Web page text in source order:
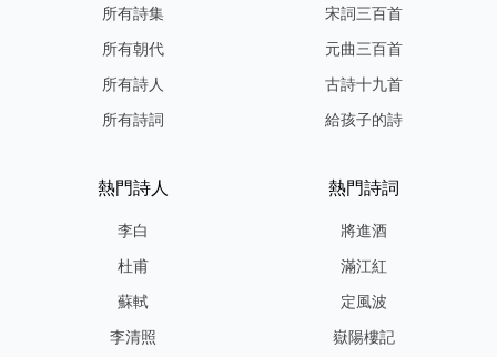
所有詩集
所有朝代
所有詩人
所有詩詞
宋詞三百首
元曲三百首
古詩十九首
給孩子的詩
熱門詩人
李白
杜甫
蘇軾
李清照
熱門詩詞
將進酒
滿江紅
定風波
嶽陽樓記